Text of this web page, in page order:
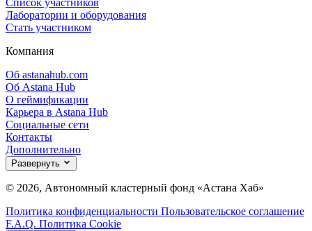
Лаборатории и оборудования
Стать участником
Компания
Об astanahub.com
Об Astana Hub
О геймификации
Карьера в Astana Hub
Социальные сети
Контакты
Дополнительно
Развернуть
© 2026, Автономный кластерный фонд «Астана Хаб»
Политика конфиденциальности Пользовательское соглашение
F.A.Q. Политика Cookie